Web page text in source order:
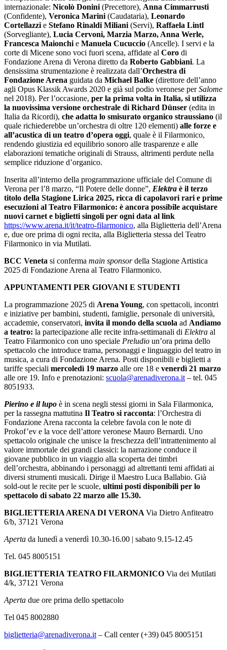
internazionale: Nicolò Donini (Precettore), Anna Cimmarrusti
(Confidente), Veronica Marini (Caudataria), Leonardo
Cortellazzi e Stefano Rinaldi Miliani (Servi), Raffaela Lintl
(Sorvegliante), Lucia Cervoni, Marzia Marzo, Anna Werle,
Francesca Maionchi e Manuela Cucuccio (Ancelle). I servi e la
corte di Micene sono voci fuori scena, affidate al Coro di
Fondazione Arena di Verona diretto da Roberto Gabbiani. La
densissima strumentazione è realizzata dall’Orchestra di
Fondazione Arena guidata da Michael Balke (direttore dell’anno
agli Opus Klassik Awards 2020 e già sul podio veronese perSalome
nel 2018). Per l’occasione, per la prima volta in Italia, si utilizza
la nuovissima versione orchestrale di Richard Dünser (edita in
Italia da Ricordi), che adatta lo smisurato organico straussiano (il
quale richiederebbe un’orchestra di oltre 120 elementi) alle forze e
all’acustica di un teatro d’opera oggi, quale è il Filarmonico,
rendendo giustizia ed equilibrio sonoro alle trasparenze e alle
elaborazioni tematiche originali di Strauss, altrimenti perdute nella
semplice riduzione d’organico.
Inserita all’interno della programmazione ufficiale del Comune di
Verona per l’8 marzo, “Il Potere delle donne”, Elektra è il terzo
titolo della Stagione Lirica 2025, ricca di capolavori rari e prime
esecuzioni al Teatro Filarmonico: è ancora possibile acquistare
nuovi carnet e biglietti singoli per ogni data al link
https://www.arena.it/it/teatro-filarmonico, alla Biglietteria dell’Arena
e, due ore prima di ogni recita, alla Biglietteria stessa del Teatro
Filarmonico in via Mutilati.
BCC Veneta si conferma main sponsordella Stagione Artistica
2025 di Fondazione Arena al Teatro Filarmonico.
APPUNTAMENTI PER GIOVANI E STUDENTI
La programmazione 2025 di Arena Young, con spettacoli, incontri
e iniziative per bambini, studenti, famiglie, personale di università,
accademie, conservatori, invita il mondo della scuola ad Andiamo
a teatro: la partecipazione alle recite infra-settimanali di Elektra al
Teatro Filarmonico con uno speciale Preludio un’ora prima dello
spettacolo che introduce trama, personaggi e linguaggio del teatro in
musica, a cura di Fondazione Arena. Posti disponibili e biglietti a
tariffe speciali mercoledì 19 marzo alle ore 18 e venerdì 21 marzo
alle ore 19. Info e prenotazioni: scuola@arenadiverona.it – tel. 045
8051933.
Pierino e il lupo è in scena negli stessi giorni in Sala Filarmonica,
per la rassegna mattutina Il Teatro si racconta: l’Orchestra di
Fondazione Arena racconta la celebre favola con le note di
Prokof’ev e la voce dell’attore veronese Mauro Bernardi. Uno
spettacolo originale che unisce la freschezza dell’intrattenimento al
valore immortale dei grandi classici: la narrazione conduce il
giovane pubblico in un viaggio alla scoperta dei timbri
dell’orchestra, abbinando i personaggi ad altrettanti temi affidati ai
diversi strumenti musicali. Dirige il Maestro Luca Ballabio. Già
sold-out le recite per le scuole, ultimi posti disponibili per lo
spettacolo di sabato 22 marzo alle 15.30.
BIGLIETTERIA ARENA DI VERONA Via Dietro Anfiteatro
6/b, 37121 Verona
Aperta da lunedì a venerdì 10.30-16.00 | sabato 9.15-12.45
Tel. 045 8005151
BIGLIETTERIA TEATRO FILARMONICO Via dei Mutilati
4/k, 37121 Verona
Aperta due ore prima dello spettacolo
Tel 045 8002880
biglietteria@arenadiverona.it – Call center (+39) 045 8005151